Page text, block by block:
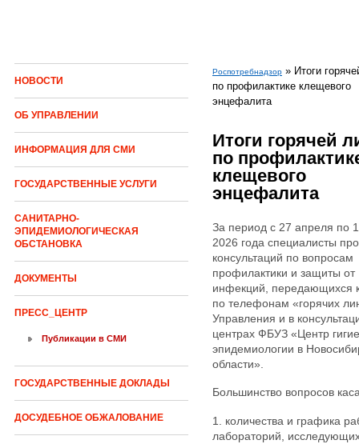
НОВОСТИ
ОБ УПРАВЛЕНИИ
ИНФОРМАЦИЯ ДЛЯ СМИ
ГОСУДАРСТВЕННЫЕ УСЛУГИ
САНИТАРНО-
ЭПИДЕМИОЛОГИЧЕСКАЯ
ОБСТАНОВКА
ДОКУМЕНТЫ
ПРЕСС_ЦЕНТР
Публикации в СМИ
ГОСУДАРСТВЕННЫЕ ДОКЛАДЫ
ДОСУДЕБНОЕ ОБЖАЛОВАНИЕ
Вы здесь
Роспотребнадзор » Итоги
по профилактике клещевого
энцефалита
Итоги горячей
по
клещевого
энцефалита
За период с 27 апреля по
2026 года специалисты
консультаций по вопросам
профилактики и защиты от
инфекций, передающихся
по телефонам «горячих
Управления и в
центрах ФБУЗ «Центр
эпидемиологии в
области».
Большинство вопросов
1. количества и графика
лабораторий,